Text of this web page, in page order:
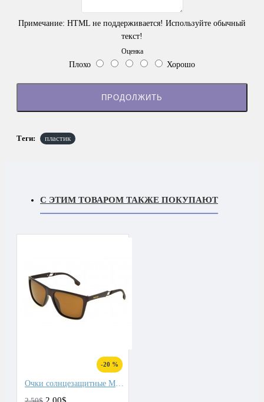
Примечание: HTML не поддерживается! Используйте обычный
текст!
Оценка
Плохо Хорошо
ПРОДОЛЖИТЬ
Теги: пластик
С ЭТИМ ТОВАРОМ ТАКЖЕ ПОКУПАЮТ
-20 %
Очки солнцезащитные Matlrxs